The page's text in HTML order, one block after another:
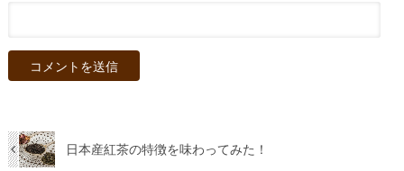
日本産紅茶の特徴を味わってみた！